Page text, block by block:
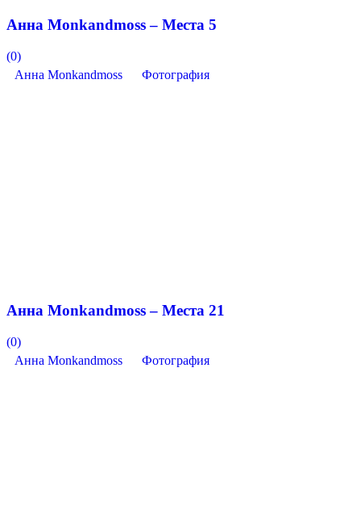
Анна Monkandmoss – Места 5
(0)
Анна Monkandmoss
Фотография
Анна Monkandmoss – Места 21
(0)
Анна Monkandmoss
Фотография